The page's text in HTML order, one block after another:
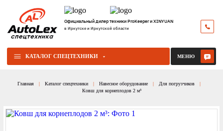
Официальный дилер техники ProKeeper и XINYUAN
в Иркутске и Иркутской области
КАТАЛОГ СПЕЦТЕХНИКИ МЕНЮ
Главная Каталог спецтехники Навесное оборудование
Для погрузчиков
Ковш для корнеплодов 2 м³